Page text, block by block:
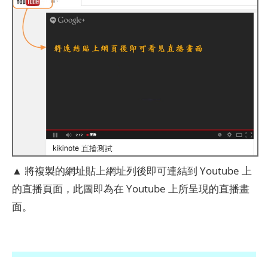
▲ 將複製的網址貼上網址列後即可連結到 Youtube 上
的直播頁面，此圖即為在 Youtube 上所呈現的直播畫
面。